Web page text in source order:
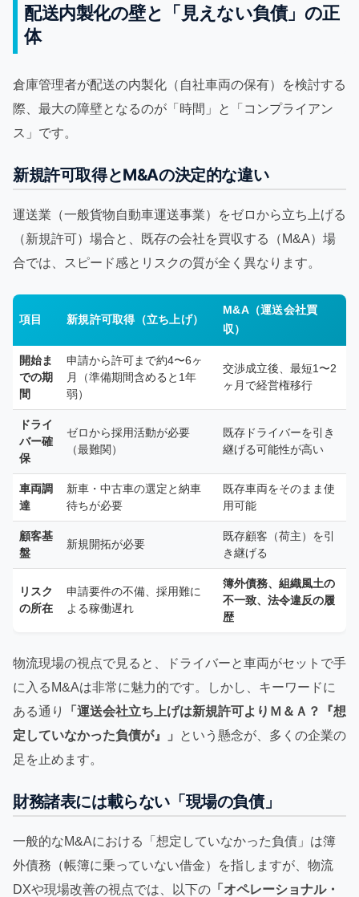
配送内製化の壁と「見えない負債」の正
体
倉庫管理者が配送の内製化（自社車両の保有）を検討する
際、最大の障壁となるのが「時間」と「コンプライアン
ス」です。
新規許可取得とM&Aの決定的な違い
運送業（一般貨物自動車運送事業）をゼロから立ち上げる
（新規許可）場合と、既存の会社を買収する（M&A）場
合では、スピード感とリスクの質が全く異なります。
項目 新規許可取得（立ち上げ）
M&A（運送会社買
収）
開始ま
での期
間
申請から許可まで約4〜6ヶ
月（準備期間含めると1年
弱）
交渉成立後、最短1〜2
ヶ月で経営権移行
ドライ
バー確
保
ゼロから採用活動が必要
（最難関）
既存ドライバーを引き
継げる可能性が高い
車両調
達
新車・中古車の選定と納車
待ちが必要
既存車両をそのまま使
用可能
顧客基
盤
新規開拓が必要
既存顧客（荷主）を引
き継げる
リスク
の所在
申請要件の不備、採用難に
よる稼働遅れ
簿外債務、組織風土の
不一致、法令違反の履
歴
物流現場の視点で見ると、ドライバーと車両がセットで手
に入るM&Aは非常に魅力的です。しかし、キーワードに
ある通り
「運送会社立ち上げは新規許可よりＭ＆Ａ？『想
定していなかった負債が』」
という懸念が、多くの企業の
足を止めます。
財務諸表には載らない「現場の負債」
一般的なM&Aにおける「想定していなかった負債」は簿
外債務（帳簿に乗っていない借金）を指しますが、物流
DXや現場改善の視点では、以下の 「オペレーショナル・